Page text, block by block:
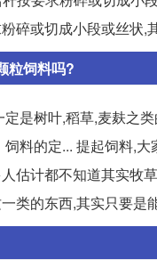
碎或切成小段或丝状,
粒饲料吗?
是树叶,稻草,麦麸之
料的定... 提起饲料,
估计都不知道其实牧
类的东西,其实只要是